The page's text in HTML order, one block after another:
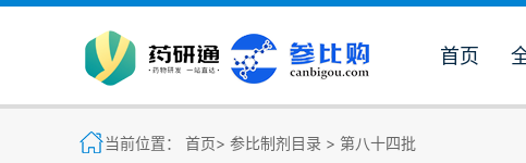
首页
当前位置： 首页> 参比制剂目录 > 第八十四批